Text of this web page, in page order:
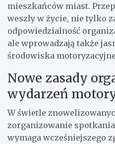
mieszkańców miast.
weszły w życie, nie tylko
odpowiedzialność
ale wprowadzają także
środowiska
Nowe zasady
wydarzeń
W świetle
zorganizowanie
wymaga wcześniejszego